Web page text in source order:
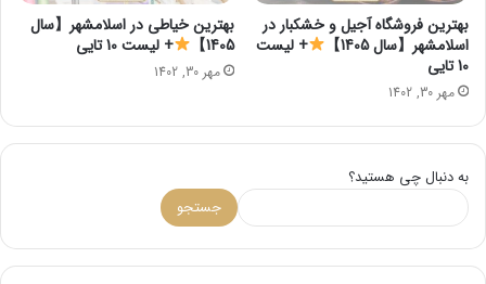
بهترین فروشگاه آجیل و خشکبار در
اسلامشهر【سال 1405】
+ لیست
10 تایی
مهر 30, 1402
بهترین خیاطی در اسلامشهر【سال
1405】
+ لیست 10 تایی
مهر 30, 1402
به دنبال چی هستید؟
جستجو